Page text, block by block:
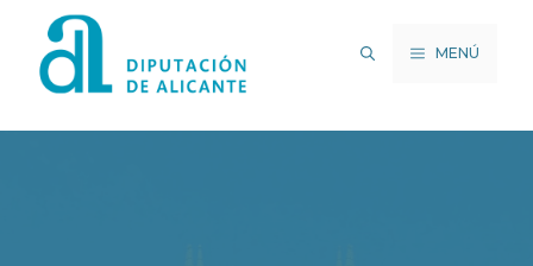
MENÚ